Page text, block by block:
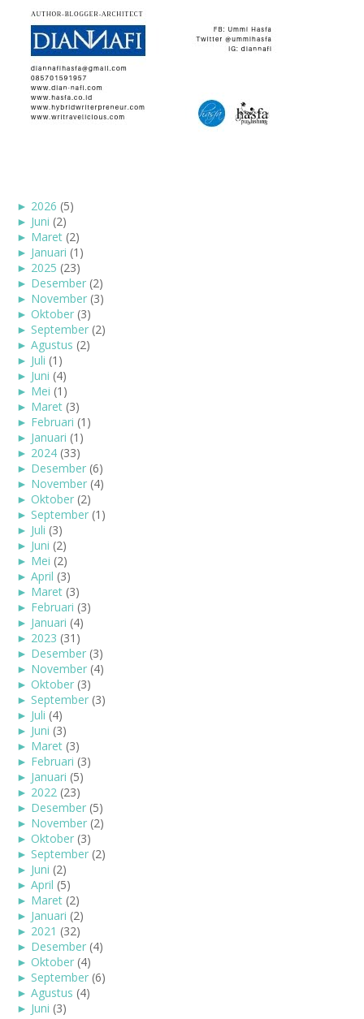
► 2026 (5)
► Juni (2)
► Maret (2)
► Januari (1)
► 2025 (23)
► Desember (2)
► November (3)
► Oktober (3)
► September (2)
► Agustus (2)
► Juli (1)
► Juni (4)
► Mei (1)
► Maret (3)
► Februari (1)
► Januari (1)
► 2024 (33)
► Desember (6)
► November (4)
► Oktober (2)
► September (1)
► Juli (3)
► Juni (2)
► Mei (2)
► April (3)
► Maret (3)
► Februari (3)
► Januari (4)
► 2023 (31)
► Desember (3)
► November (4)
► Oktober (3)
► September (3)
► Juli (4)
► Juni (3)
► Maret (3)
► Februari (3)
► Januari (5)
► 2022 (23)
► Desember (5)
► November (2)
► Oktober (3)
► September (2)
► Juni (2)
► April (5)
► Maret (2)
► Januari (2)
► 2021 (32)
► Desember (4)
► Oktober (4)
► September (6)
► Agustus (4)
► Juni (3)